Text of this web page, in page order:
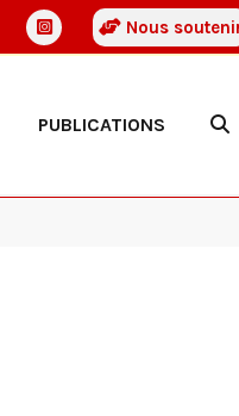
Nous
PUBLICATIONS